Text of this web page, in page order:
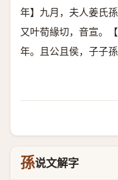
年】九月，夫人姜氏孫
又叶荀緣切，音宣。
年。且公且侯，子子孫
孫说文解字